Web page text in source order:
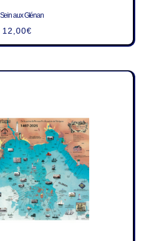
aux Glénan
12,00€